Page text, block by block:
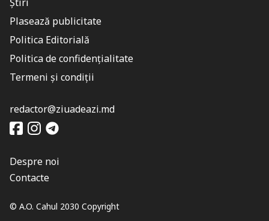
© A.O. Cahul 2030 Copyright
Plasează publicitate
Politica Editorială
Politica de confidențialitate
Termeni și condiții
redactor@ziuadeazi.md
Despre noi
Contacte